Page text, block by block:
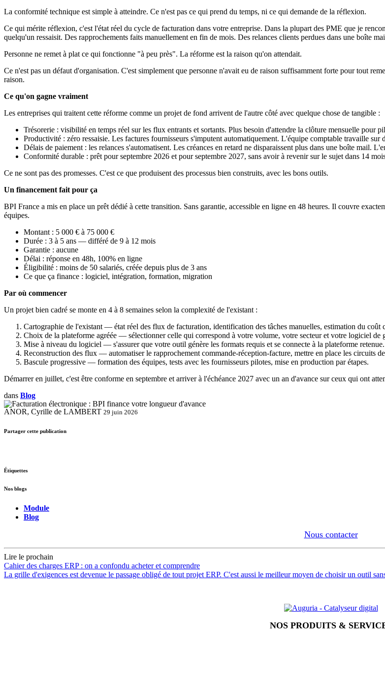
La conformité technique est simple à atteindre. Ce n'est pas ce qui prend du temps, ni ce qui demande de la réflexion.
Ce qui mérite réflexion, c'est l'état réel du cycle de facturation dans votre entreprise. Dans la plupart des PME que je
quelqu'un ressaisit. Des rapprochements faits manuellement en fin de mois. Des relances clients perdues dans une boîte
Personne ne remet à plat ce qui fonctionne "à peu près". La réforme est la raison qu'on attendait.
Ce n'est pas un défaut d'organisation. C'est simplement que personne n'avait eu de raison suffisamment forte pour tout
raison.
Ce qu'on gagne vraiment
Les entreprises qui traitent cette réforme comme un projet de fond arrivent de l'autre côté avec quelque chose de tangible :
Trésorerie : visibilité en temps réel sur les flux entrants et sortants. Plus besoin d'attendre la clôture mensuelle pour
Productivité : zéro ressaisie. Les factures fournisseurs s'imputent automatiquement. L'équipe comptable travaille sur
Délais de paiement : les relances s'automatisent. Les créances en retard ne disparaissent plus dans une boîte mail.
Conformité durable : prêt pour septembre 2026 et pour septembre 2027, sans avoir à revenir sur le sujet dans 14
Ce ne sont pas des promesses. C'est ce que produisent des processus bien construits, avec les bons outils.
Un financement fait pour ça
BPI France a mis en place un prêt dédié à cette transition. Sans garantie, accessible en ligne en 48 heures. Il couvre
équipes.
Montant : 5 000 € à 75 000 €
Durée : 3 à 5 ans — différé de 9 à 12 mois
Garantie : aucune
Délai : réponse en 48h, 100% en ligne
Éligibilité : moins de 50 salariés, créée depuis plus de 3 ans
Ce que ça finance : logiciel, intégration, formation, migration
Par où commencer
Un projet bien cadré se monte en 4 à 8 semaines selon la complexité de l'existant :
Cartographie de l'existant — état réel des flux de facturation, identification des tâches manuelles, estimation du coût
Choix de la plateforme agréée — sélectionner celle qui correspond à votre volume, votre secteur et votre logiciel de
Mise à niveau du logiciel — s'assurer que votre outil génère les formats requis et se connecte à la plateforme retenue.
Reconstruction des flux — automatiser le rapprochement commande-réception-facture, mettre en place les circuits
Bascule progressive — formation des équipes, tests avec les fournisseurs pilotes, mise en production par étapes.
Démarrer en juillet, c'est être conforme en septembre et arriver à l'échéance 2027 avec un an d'avance sur ceux qui ont
dans Blog
ANOR, Cyrille de LAMBERT 29 juin 2026
Partager cette publication
Étiquettes
Nos blogs
Module
Blog
Nous contacter
Lire le prochain
Cahier des charges ERP : on a confondu acheter et comprendre
La grille d'exigences est devenue le passage obligé de tout projet ERP. C'est aussi le meilleur moyen de choisir un outil
NOS PRODUITS &